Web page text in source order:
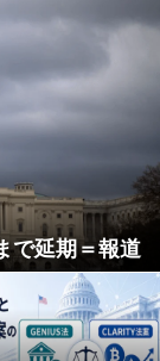
で延期＝報道